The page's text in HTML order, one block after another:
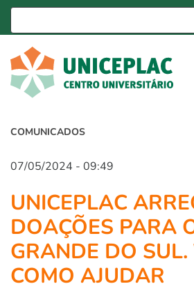
COMUNICADOS
07/05/2024 - 09:49
UNICEPLAC
DOAÇÕES PARA
GRANDE DO SUL.
COMO AJUDAR